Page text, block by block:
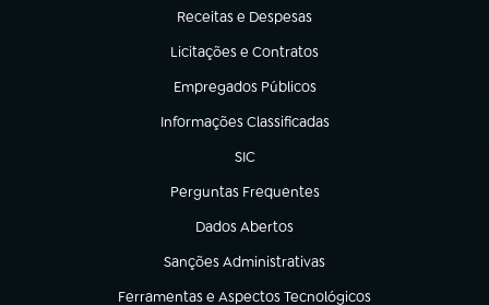
Receitas e Despesas
(abre em nova aba)
Licitações e Contratos
(abre em nova aba)
Empregados Públicos
(abre em nova aba)
Informações Classificadas
(abre em nova aba)
SIC
(abre em nova aba)
Perguntas Frequentes
(abre em nova aba)
Dados Abertos
(abre em nova aba)
Sanções Administrativas
(abre em nova aba)
Ferramentas e Aspectos Tecnológicos